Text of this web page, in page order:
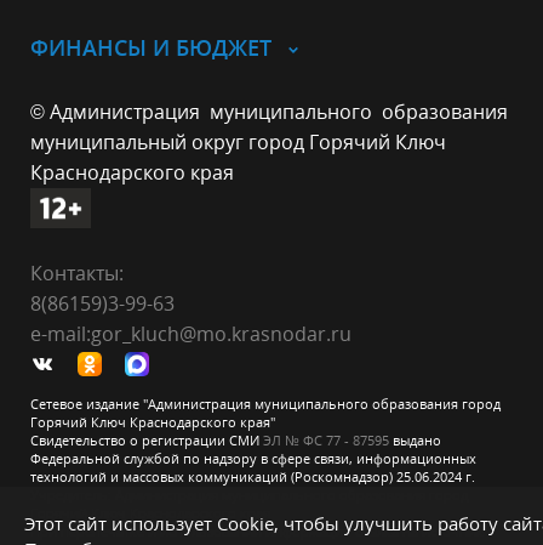
ФИНАНСЫ И БЮДЖЕТ
© Администрация муниципального образования
муниципальный округ город Горячий Ключ
Краснодарского края
Контакты:
8(86159)3-99-63
e-mail:gor_kluch@mo.krasnodar.ru
Сетевое издание "Администрация муниципального образования город
Горячий Ключ Краснодарского края"
Свидетельство о регистрации СМИ ЭЛ № ФС 77 - 87595 выдано
Федеральной службой по надзору в сфере связи, информационных
технологий и массовых коммуникаций (Роскомнадзор) 25.06.2024 г.
При перепечатке и использовании информации ссылка на источник
Этот сайт использует Cookie, чтобы улучшить работу